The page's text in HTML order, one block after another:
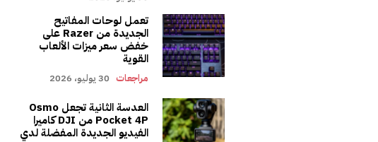
تعمل لوحات المفاتيح
الجديدة من Razer على
خفض سعر ميزات الألعاب
القوية
مراجعات 30 يوليو، 2026
العدسة الثانية تجعل Osmo
Pocket 4P من DJI كاميرا
الفيديو الجديدة المفضلة لدي